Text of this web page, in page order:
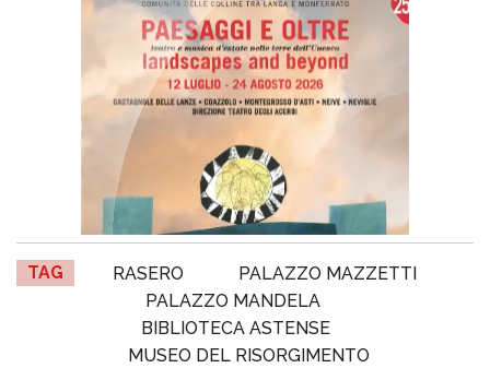
TAG RASERO
PALAZZO MAZZETTI
PALAZZO MANDELA
BIBLIOTECA ASTENSE
MUSEO DEL RISORGIMENTO